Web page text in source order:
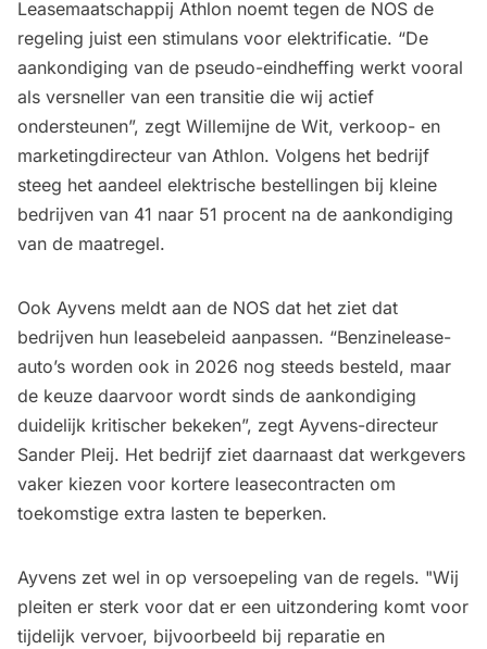
Leasemaatschappij Athlon noemt tegen de NOS de
regeling juist een stimulans voor elektrificatie. “De
aankondiging van de pseudo-eindheffing werkt vooral
als versneller van een transitie die wij actief
ondersteunen”, zegt Willemijne de Wit, verkoop- en
marketingdirecteur van Athlon. Volgens het bedrijf
steeg het aandeel elektrische bestellingen bij kleine
bedrijven van 41 naar 51 procent na de aankondiging
van de maatregel.
Ook Ayvens meldt aan de NOS dat het ziet dat
bedrijven hun leasebeleid aanpassen. “Benzinelease-
auto’s worden ook in 2026 nog steeds besteld, maar
de keuze daarvoor wordt sinds de aankondiging
duidelijk kritischer bekeken”, zegt Ayvens-directeur
Sander Pleij. Het bedrijf ziet daarnaast dat werkgevers
vaker kiezen voor kortere leasecontracten om
toekomstige extra lasten te beperken.
Ayvens zet wel in op versoepeling van de regels. "Wij
pleiten er sterk voor dat er een uitzondering komt voor
tijdelijk vervoer, bijvoorbeeld bij reparatie en